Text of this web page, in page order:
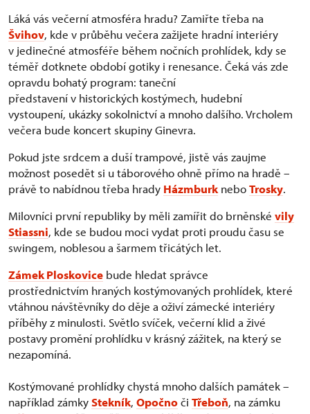
Láká vás večerní atmosféra hradu? Zamiřte třeba na
Švihov, kde v průběhu večera zažijete hradní interiéry
v jedinečné atmosféře během nočních prohlídek, kdy se
téměř dotknete období gotiky i renesance. Čeká vás zde
opravdu bohatý program: taneční
představení v historických kostýmech, hudební
vystoupení, ukázky sokolnictví a mnoho dalšího. Vrcholem
večera bude koncert skupiny Ginevra.
Pokud jste srdcem a duší trampové, jistě vás zaujme
možnost posedět si u táborového ohně přímo na hradě –
právě to nabídnou třeba hrady Házmburk neboTrosky.
Milovníci první republiky by měli zamířit do brněnské vily
Stiassni, kde se budou moci vydat proti proudu času se
swingem, noblesou a šarmem třicátých let.
Zámek Ploskovice bude hledat správce
prostřednictvím hraných kostýmovaných prohlídek, které
vtáhnou návštěvníky do děje a oživí zámecké interiéry
příběhy z minulosti. Světlo svíček, večerní klid a živé
postavy promění prohlídku v krásný zážitek, na který se
nezapomíná.
Kostýmované prohlídky chystá mnoho dalších památek –
například zámkyStekník, Opočnoči Třeboň, na zámku